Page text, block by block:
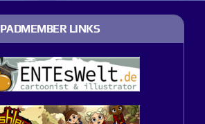
PADMEMBER LINKS